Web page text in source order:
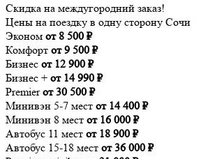
Скидка на междугородний заказ!
Цены на поездку в одну сторону Сочи
Эконом от 8 500 ₽
Комфорт от 9 500 ₽
Бизнес от 12 900 ₽
Бизнес + от 14 990 ₽
Premier от 30 500 ₽
Минивэн 5-7 мест от 14 400 ₽
Минивэн 8 мест от 16 000 ₽
Автобус 11 мест от 18 900 ₽
Автобус 15-18 мест от 36 000 ₽